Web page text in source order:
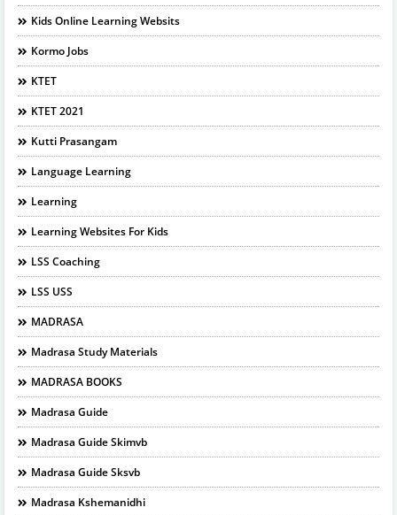
Kids Online Learning Websits
Kormo Jobs
KTET
KTET 2021
Kutti Prasangam
Language Learning
Learning
Learning Websites For Kids
LSS Coaching
LSS USS
MADRASA
Madrasa Study Materials
MADRASA BOOKS
Madrasa Guide
Madrasa Guide Skimvb
Madrasa Guide Sksvb
Madrasa Kshemanidhi